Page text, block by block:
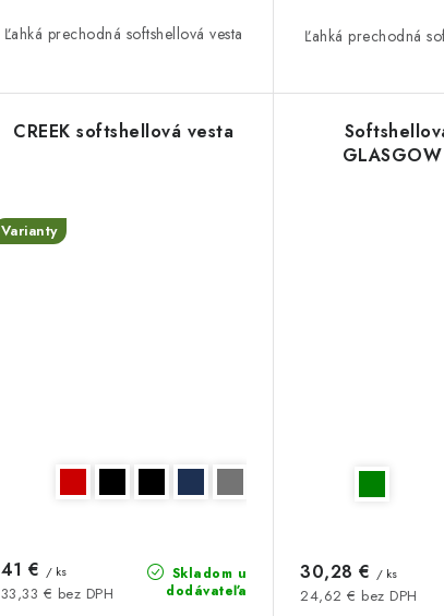
Ľahká prechodná softshellová vesta Ľahká prechodná
CREEK softshellová vesta
Varianty
Skladom u
dodávateľa
33,33 € bez DPH
41 € / ks
24,62 € bez DPH
30,28 € / ks